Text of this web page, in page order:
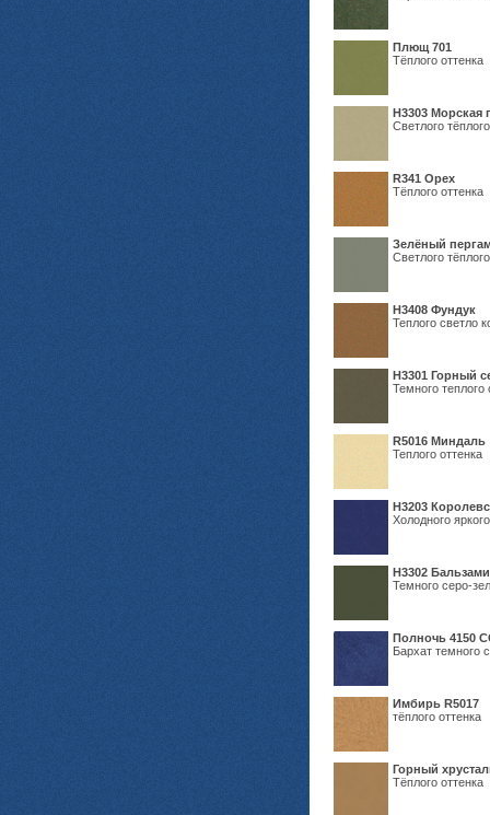
Плющ 701
Тёплого оттенка
H3303 Морская
Светлого
R341 Орех
Тёплого оттенка
Зелёный
Светлого
Н3408 Фундук
Теплого светло
Н3301 Горный
Темного теплого
R5016 Миндаль
Теплого оттенка
Н3203
Холодного
Н3302
Темного серо-
Полночь 4150
Бархат темного
Имбирь R5017
тёплого оттенка
Горный
Тёплого оттенка